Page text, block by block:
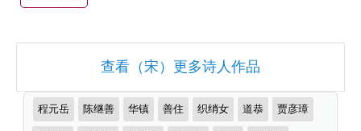
古
诗
大
词
选
查看（宋）更多诗人作品
推
荐
程元岳 陈继善 华镇 善住 织绡女 道恭 贾彦璋